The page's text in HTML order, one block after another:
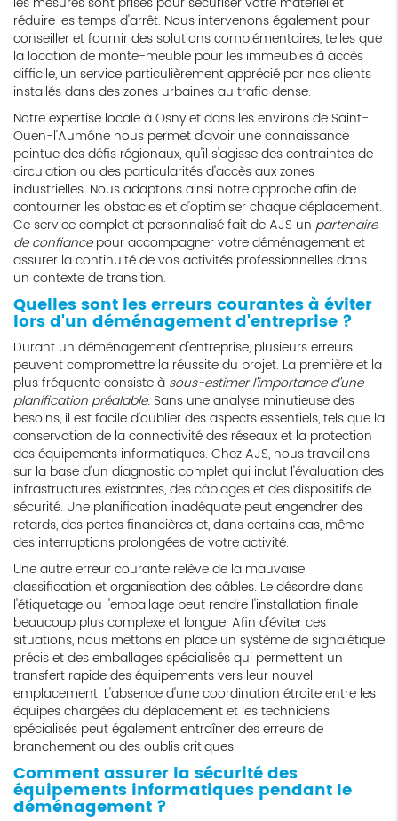
réduire les temps d'arrêt. Nous intervenons également pour
conseiller et fournir des solutions complémentaires, telles que
la location de monte-meuble pour les immeubles à accès
difficile, un service particulièrement apprécié par nos clients
installés dans des zones urbaines au trafic dense.
Notre expertise locale à Osny et dans les environs de Saint-
Ouen-l'Aumône nous permet d'avoir une connaissance
pointue des défis régionaux, qu'il s'agisse des contraintes de
circulation ou des particularités d'accès aux zones
industrielles. Nous adaptons ainsi notre approche afin de
contourner les obstacles et d'optimiser chaque déplacement.
Ce service complet et personnalisé fait de AJS un partenaire
de confiancepour accompagner votre déménagement et
assurer la continuité de vos activités professionnelles dans
un contexte de transition.
Quelles sont les erreurs courantes à éviter
lors d'un déménagement d'entreprise ?
Durant un déménagement d'entreprise, plusieurs erreurs
peuvent compromettre la réussite du projet. La première et la
plus fréquente consiste à sous-estimer l'importance d'une
planification préalable. Sans une analyse minutieuse des
besoins, il est facile d'oublier des aspects essentiels, tels que la
conservation de la connectivité des réseaux et la protection
des équipements informatiques. Chez AJS, nous travaillons
sur la base d'un diagnostic complet qui inclut l'évaluation des
infrastructures existantes, des câblages et des dispositifs de
sécurité. Une planification inadéquate peut engendrer des
retards, des pertes financières et, dans certains cas, même
des interruptions prolongées de votre activité.
Une autre erreur courante relève de la mauvaise
classification et organisation des câbles. Le désordre dans
l'étiquetage ou l'emballage peut rendre l'installation finale
beaucoup plus complexe et longue. Afin d'éviter ces
situations, nous mettons en place un système de signalétique
précis et des emballages spécialisés qui permettent un
transfert rapide des équipements vers leur nouvel
emplacement. L'absence d'une coordination étroite entre les
équipes chargées du déplacement et les techniciens
spécialisés peut également entraîner des erreurs de
branchement ou des oublis critiques.
Comment assurer la sécurité des
équipements informatiques pendant le
déménagement ?